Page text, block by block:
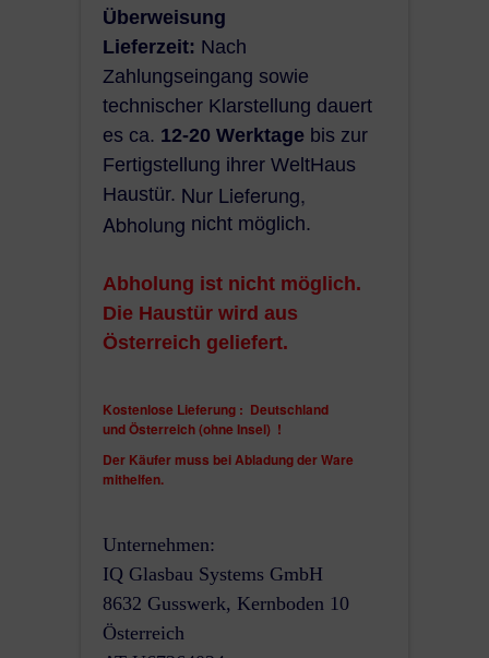
Überweisung
Lieferzeit: Nach
Zahlungseingang sowie
technischer Klarstellung dauert
es ca. 12-20 Werktage bis zur
Fertigstellung ihrer WeltHaus
Haustür. Nur Lieferung,
Abholung nicht möglich.
Abholung ist nicht möglich.
Die Haustür wird aus
Österreich geliefert.
Kostenlose Lieferung : Deutschland
undÖsterreich (ohne Insel) !
Der Käufer muss bei Abladung der Ware
mithelfen.
Unternehmen:
IQ Glasbau Systems GmbH
8632 Gusswerk, Kernboden 10
Österreich